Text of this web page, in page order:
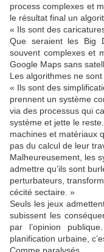
process complexes et
le résultat final un
« Ils sont des
Que seraient les Big
souvent complexes et
Google Maps sans
Les algorithmes ne sont
« Ils sont des
prennent un système
via des processus qui
système et jette le
machines et matériaux
pas du calcul de leur
Malheureusement, les
admettre qu’ils sont
perturbateurs,
cécité sectaire. »
Seuls les jeux
subissent les
par l’opinion
planification urbaine,
Comme paralysés